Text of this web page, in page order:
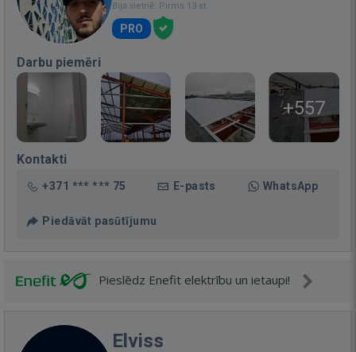
Bija vietnē: Pirms 13 st.
PRO
Darbu piemēri
+557
Kontakti
+371 *** *** 75 E-pasts WhatsApp
Piedāvāt pasūtījumu
Pieslēdz Enefit elektrību un ietaupi!
Elviss